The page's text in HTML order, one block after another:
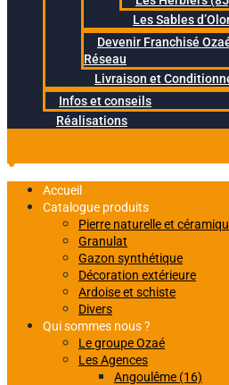
Les Sables
Devenir Franchisé
Réseau
Livraison et
Infos et conseils
Réalisations
Accueil
Catalogue produits
Pierre naturelle et
Granulat
Gazon synthétique
Décoration extérieure
Ardoise et schiste
Divers
Qui sommes nous ?
Le groupe Ozaé
Les Agences
Angoulême (16)